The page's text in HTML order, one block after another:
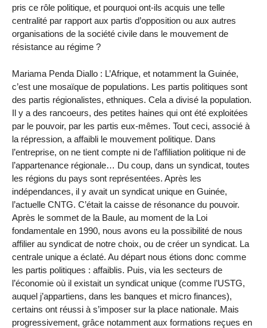
pris ce rôle politique, et pourquoi ont-ils acquis une telle
centralité par rapport aux partis d’opposition ou aux autres
organisations de la société civile dans le mouvement de
résistance au régime ?
Mariama Penda Diallo : L’Afrique, et notamment la Guinée,
c’est une mosaïque de populations. Les partis politiques sont
des partis régionalistes, ethniques. Cela a divisé la population.
Il y a des rancoeurs, des petites haines qui ont été exploitées
par le pouvoir, par les partis eux-mêmes. Tout ceci, associé à
la répression, a affaibli le mouvement politique. Dans
l’entreprise, on ne tient compte ni de l’affiliation politique ni de
l’appartenance régionale… Du coup, dans un syndicat, toutes
les régions du pays sont représentées. Après les
indépendances, il y avait un syndicat unique en Guinée,
l’actuelle CNTG. C’était la caisse de résonance du pouvoir.
Après le sommet de la Baule, au moment de la Loi
fondamentale en 1990, nous avons eu la possibilité de nous
affilier au syndicat de notre choix, ou de créer un syndicat. La
centrale unique a éclaté. Au départ nous étions donc comme
les partis politiques : affaiblis. Puis, via les secteurs de
l’économie où il existait un syndicat unique (comme l’USTG,
auquel j’appartiens, dans les banques et micro finances),
certains ont réussi à s’imposer sur la place nationale. Mais
progressivement, grâce notamment aux formations reçues en